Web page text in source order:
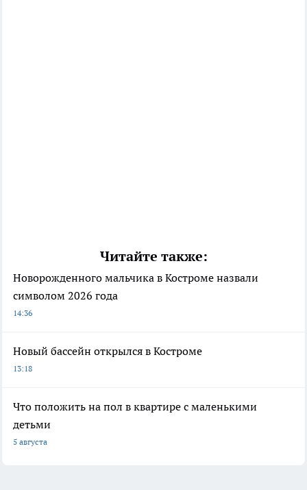
Читайте также:
Новорожденного мальчика в Костроме назвали
символом 2026 года
14:36
Новый бассейн открылся в Костроме
13:18
Что положить на пол в квартире с маленькими
детьми
5 августа